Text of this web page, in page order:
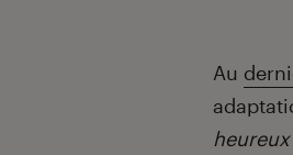
Au
heureux